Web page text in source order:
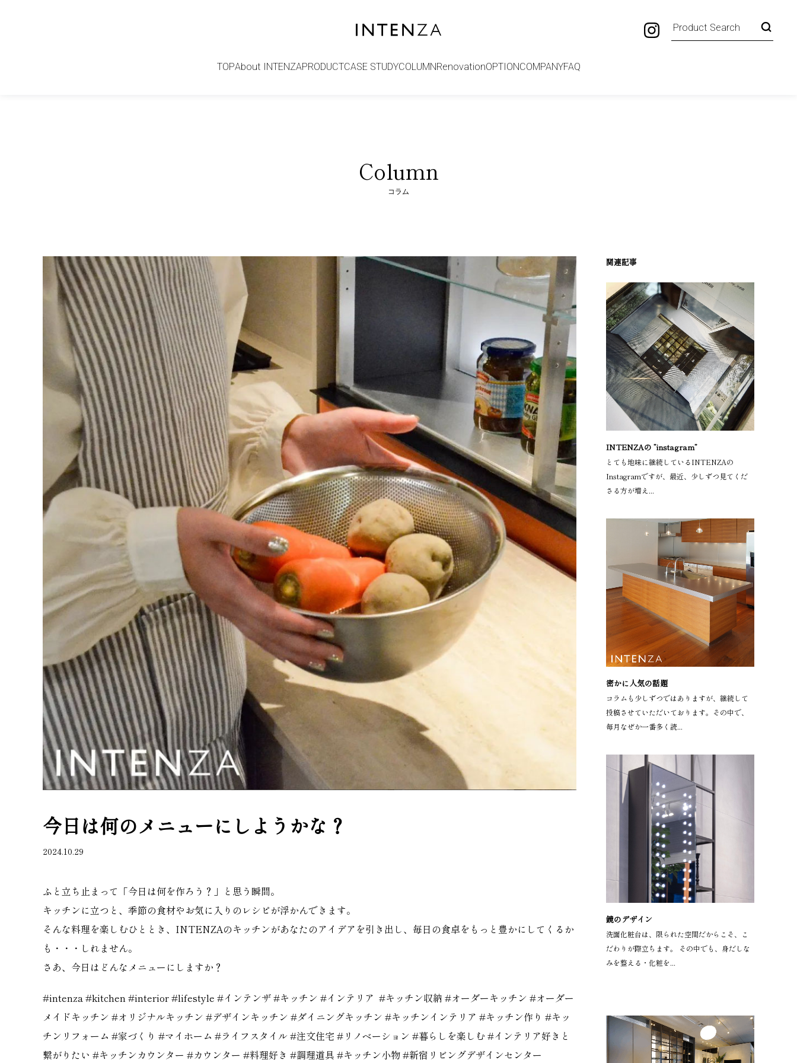
TOPAbout INTENZAPRODUCTCASE STUDYCOLUMNRenovationOPTIONCOMPANYFAQ
Column
コラム
今日は何のメニューにしようかな？
2024.10.29
ふと立ち止まって「今日は何を作ろう？」と思う瞬間。
キッチンに立つと、季節の食材やお気に入りのレシピが浮かんできます。
そんな料理を楽しむひととき、INTENZAのキッチンがあなたのアイデアを引き出し、毎日の食卓をもっと豊かにしてくるか
も・・・しれません。
さあ、今日はどんなメニューにしますか？
#intenza#kitchen#interior#lifestyle #インテンザ#キッチン #インテリア #キッチン収納 #オーダーキッチン #オーダー
メイドキッチン #オリジナルキッチン #デザインキッチン #ダイニングキッチン #キッチンインテリア #キッチン作り #キッ
チンリフォーム #家づくり #マイホーム #ライフスタイル #注文住宅 #リノベーション #暮らしを楽しむ #インテリア好きと
繋がりたい #キッチンカウンター #カウンター #料理好き #調理道具 #キッチン小物#新宿リビングデザインセンター
関連記事
INTENZAの ”instagram”
とても地味に継続しているINTENZAの
Instagramですが、最近、少しずつ見てくだ
さる方が増え...
密かに人気の話題
コラムも少しずつではありますが、継続して
投稿させていただいております。その中で、
毎月なぜか一番多く読...
鏡のデザイン
洗面化粧台は、限られた空間だからこそ、こ
だわりが際立ちます。 その中でも、身だしな
みを整える・化粧を...